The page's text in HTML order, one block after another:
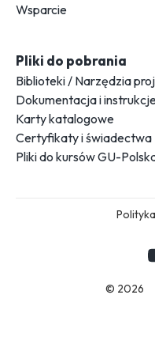
Wsparcie
Pliki do pobrania
Biblioteki / Narzędzia
Dokumentacja i
Karty katalogowe
Certyfikaty i świadectwa
Pliki do kursów GU-
© 2026